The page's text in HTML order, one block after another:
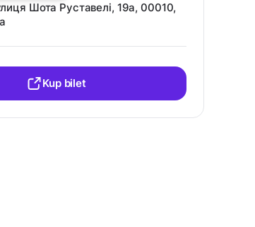
Шота Руставелі, 19a, 00010,
Kup bilet